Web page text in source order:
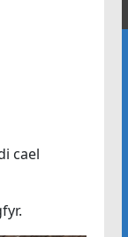
cael